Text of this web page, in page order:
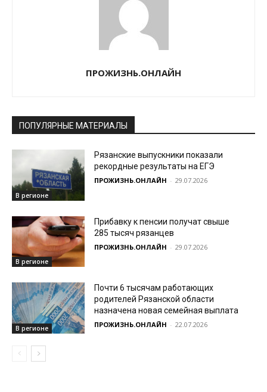
ПРОЖИЗНЬ.ОНЛАЙН
ПОПУЛЯРНЫЕ МАТЕРИАЛЫ
В регионе
Рязанские выпускники показали
рекордные результаты на ЕГЭ
ПРОЖИЗНЬ.ОНЛАЙН - 29.07.2026
В регионе
Прибавку к пенсии получат свыше
285 тысяч рязанцев
ПРОЖИЗНЬ.ОНЛАЙН - 29.07.2026
В регионе
Почти 6 тысячам работающих
родителей Рязанской области
назначена новая семейная выплата
ПРОЖИЗНЬ.ОНЛАЙН - 22.07.2026